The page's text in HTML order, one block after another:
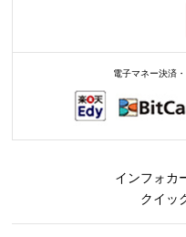
電子マネー決済
インフォカ
クイッ